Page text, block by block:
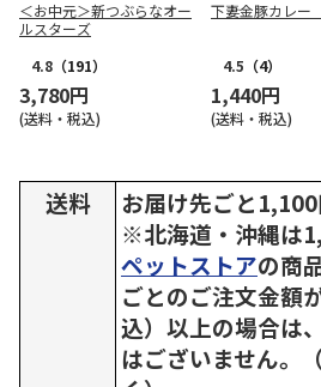
＜お中元＞新つぶらなオー
ルスターズ
4.8 （191）
3,780円
(送料・税込)
下妻金豚カレ
4.5 （4）
1,440円
(送料・税込)
送料
お届け先ごと1,100
※北海道・沖縄は
ペットストアの商
ごとのご注文金額
込）以上の場合は
はございません。